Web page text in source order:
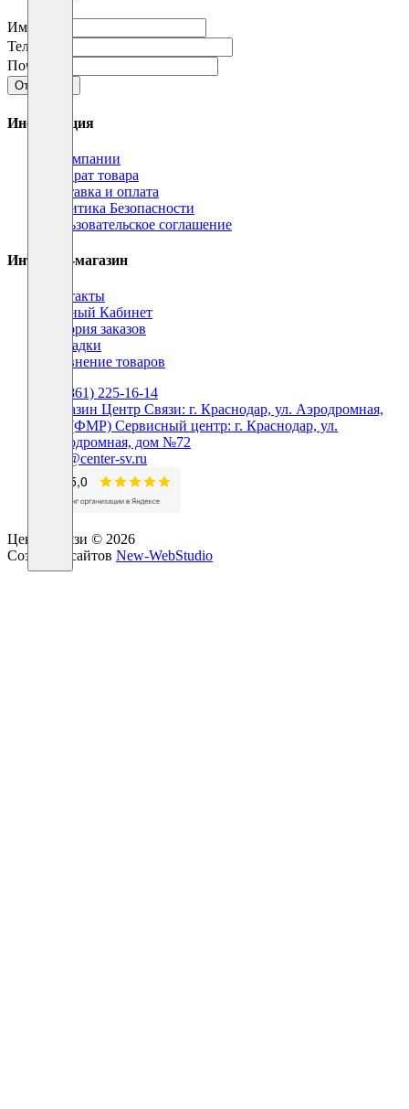
Имя
Телефон
Почта
Отправить
Информация
О компании
Возврат товара
Доставка и оплата
Политика Безопасности
Пользовательское соглашение
Интернет-магазин
Контакты
Личный Кабинет
История заказов
Закладки
Сравнение товаров
+7 (861) 225-16-14
Магазин Центр Связи: г. Краснодар, ул. Аэродромная,
160 (ФМР) Сервисный центр: г. Краснодар, ул.
Аэродромная, дом №72
info@center-sv.ru
Центр Связи © 2026
Создание сайтов New-WebStudio